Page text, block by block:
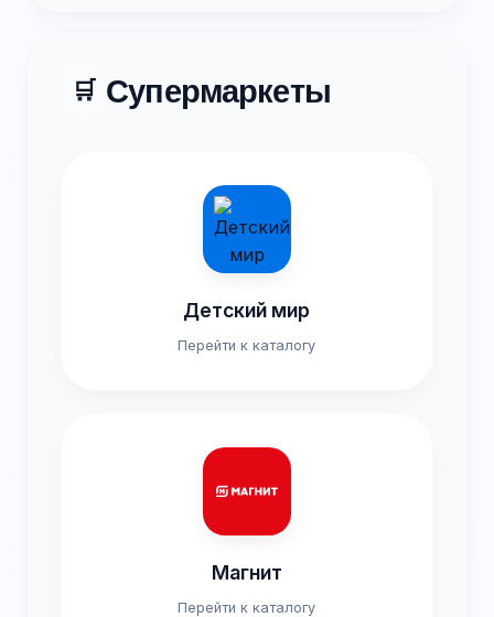
🛒 Супермаркеты
Детский мир
Перейти к каталогу
Магнит
Перейти к каталогу